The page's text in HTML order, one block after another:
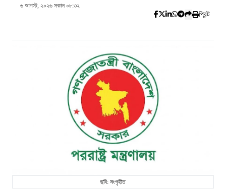
৬ আগস্ট, ২০২৬ সকাল ০৮:৩২
প্রিন্ট
ছবি: সংগৃহীত